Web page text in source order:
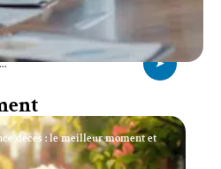
décès : le meilleur moment et